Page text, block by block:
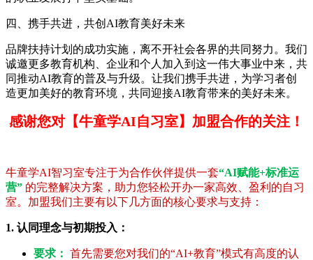
四、携手共进，共创AI教育美好未来
品牌扶持计划的成功实施，离不开社会各界的共同努力。我们
诚邀更多教育机构、企业和个人加入到这一伟大事业中来，共
同推动AI教育的普及与升级。让我们携手共进，为学习者创
造更加美好的教育环境，共同迎接AI教育带来的美好未来。
感谢您对【牛童学AI自习室】加盟合作的关注！
牛童学AI智习室专注于为合作伙伴提供一套“AI赋能+标准运
营” 的完整解决方案，助力您轻松开办一家高效、盈利的自习
室。加盟我们主要有以下几方面的核心要求与支持：
1. 认同理念与初期投入：
要求： 首先需要您对我们的“AI+教育”模式有高度的认